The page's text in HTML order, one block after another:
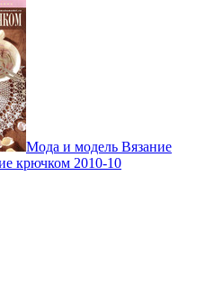
Мода и модель Вязание
крючком 2010-10